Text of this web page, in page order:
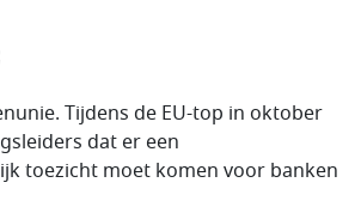
Tijdens de EU-top in oktober
dat er een
toezicht moet komen voor banken